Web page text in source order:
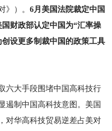
》）。 6月美国法院裁定中国
财政部认定中国为“汇率操
设更多制裁中国的政策工具
六大手段围堵中国高科技行
遏制中国高科技意图。美国
对华高科技贸易逆差占美对